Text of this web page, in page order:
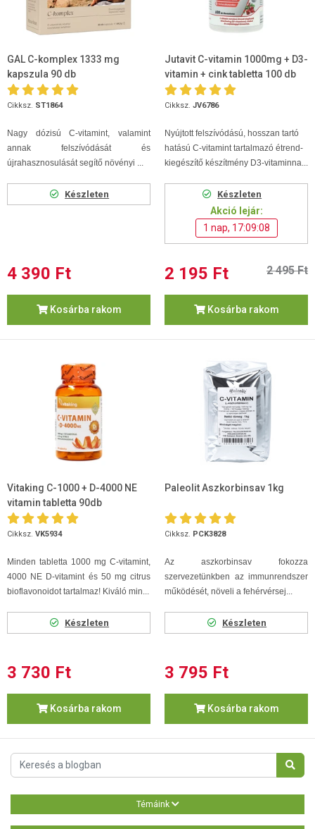
GAL C-komplex 1333 mg
kapszula 90 db
Cikksz. ST1864
Nagy dózisú C-vitamint, valamint
annak felszívódását és
újrahasznosulását segítő növényi ...
Készleten
4 390 Ft
Kosárba rakom
Jutavit C-vitamin 1000mg + D3-
vitamin + cink tabletta 100 db
Cikksz. JV6786
Nyújtott felszívódású, hosszan tartó
hatású C-vitamint tartalmazó étrend-
kiegészítő készítmény D3-vitaminna...
Készleten
Akció lejár:
1 nap, 17:09:07
2 195 Ft 2 495 Ft
Kosárba rakom
Vitaking C-1000 + D-4000 NE
vitamin tabletta 90db
Cikksz. VK5934
Minden tabletta 1000 mg C-vitamint,
4000 NE D-vitamint és 50 mg citrus
bioflavonoidot tartalmaz! Kiváló min...
Készleten
3 730 Ft
Kosárba rakom
Paleolit Aszkorbinsav 1kg
Cikksz. PCK3828
Az aszkorbinsav fokozza
szervezetünkben az immunrendszer
működését, növeli a fehérvérsej...
Készleten
3 795 Ft
Kosárba rakom
Témáink